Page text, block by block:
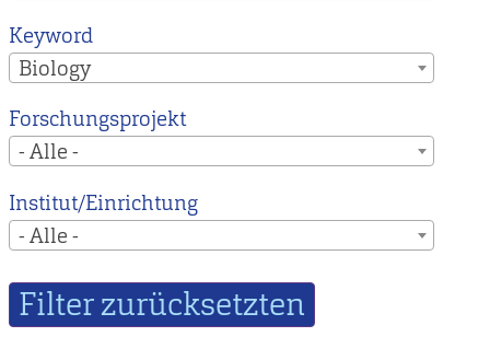
Keyword
Biology
Forschungsprojekt
- Alle -
Institut/Einrichtung
- Alle -